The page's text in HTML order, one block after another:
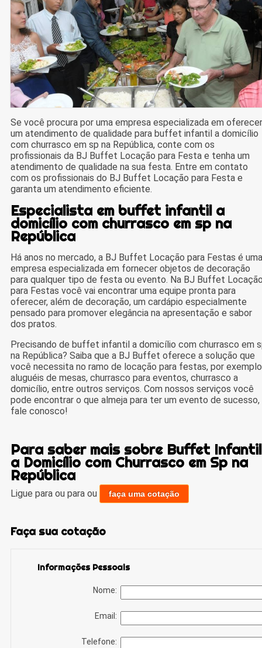
Se você procura por uma empresa especializada em oferecer
um atendimento de qualidade para buffet infantil a domicílio
com churrasco em sp na República, conte com os
profissionais da BJ Buffet Locação para Festa e tenha um
atendimento de qualidade na sua festa. Entre em contato
com os profissionais do BJ Buffet Locação para Festa e
garanta um atendimento eficiente.
Especialista em buffet infantil a
domicílio com churrasco em sp na
República
Há anos no mercado, a BJ Buffet Locação para Festas é uma
empresa especializada em fornecer objetos de decoração
para qualquer tipo de festa ou evento. Na BJ Buffet
para Festas você vai encontrar uma equipe pronta para
oferecer, além de decoração, um cardápio especialmente
pensado para promover elegância na apresentação e sabor
dos pratos.
Precisando de buffet infantil a domicílio com churrasco em
na República? Saiba que a BJ Buffet oferece a solução que
você necessita no ramo de locação para festas, por
aluguéis de mesas, churrasco para eventos, churrasco a
domicílio, entre outros serviços. Com nossos serviços você
pode encontrar o que almeja para ter um evento de sucesso,
fale conosco!
Para saber mais sobre Buffet Infantil
a Domicílio com Churrasco em Sp na
República
Ligue para ou para ou faça uma cotação
Faça sua cotação
Informações Pessoais
Nome:
Email:
Telefone: